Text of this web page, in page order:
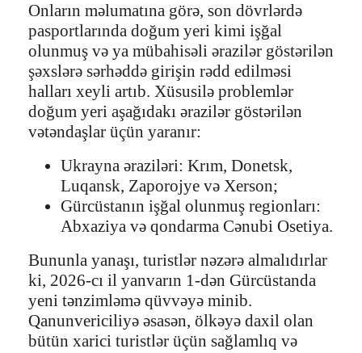
Onların məlumatına görə, son dövrlərdə
pasportlarında doğum yeri kimi işğal
olunmuş və ya mübahisəli ərazilər göstərilən
şəxslərə sərhəddə girişin rədd edilməsi
halları xeyli artıb. Xüsusilə problemlər
doğum yeri aşağıdakı ərazilər göstərilən
vətəndaşlar üçün yaranır:
Ukrayna əraziləri: Krım, Donetsk,
Luqansk, Zaporojye və Xerson;
Gürcüstanın işğal olunmuş regionları:
Abxaziya və qondarma Cənubi Osetiya.
Bununla yanaşı, turistlər nəzərə almalıdırlar
ki, 2026-cı il yanvarın 1-dən Gürcüstanda
yeni tənzimləmə qüvvəyə minib.
Qanunvericiliyə əsasən, ölkəyə daxil olan
bütün xarici turistlər üçün sağlamlıq və